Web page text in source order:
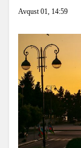
Avqust 01, 14:59